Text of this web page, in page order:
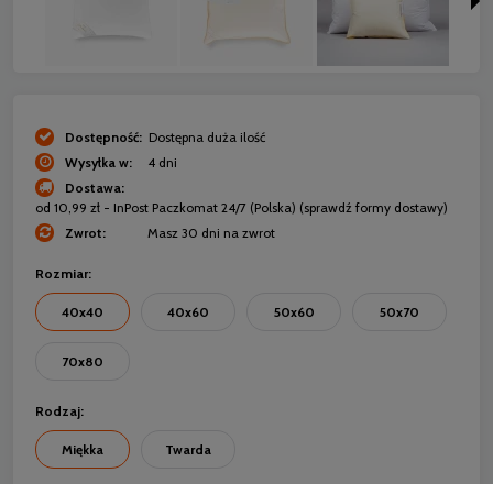
Dostępność: Dostępna duża ilość
Wysyłka w:
4 dni
Dostawa:
od 10,99 zł - InPost Paczkomat 24/7 (Polska) (sprawdź formy dostawy)
Zwrot:
Masz 30 dni na zwrot
Rozmiar:
40x40 40x60 50x60 50x70
70x80
Rodzaj:
Miękka Twarda